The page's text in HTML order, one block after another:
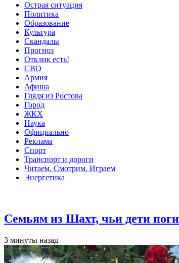
Острая ситуация
Политика
Образование
Культура
Скандалы
Прогноз
Отклик есть!
СВО
Армия
Афиша
Глядя из Ростова
Город
ЖКХ
Наука
Официально
Реклама
Спорт
Транспорт и дороги
Читаем. Смотрим. Играем
Энергетика
Семьям из Шахт, чьи дети
3 минуты назад